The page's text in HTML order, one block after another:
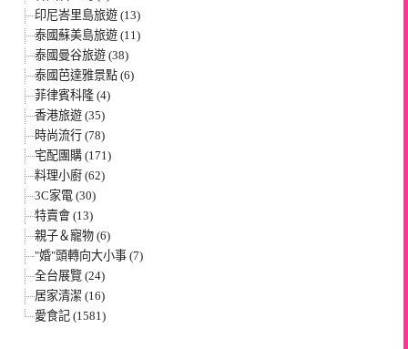
印尼峇里島旅遊 (13)
泰國蘇美島旅遊 (11)
泰國曼谷旅遊 (38)
泰國芭達雅景點 (6)
菲律賓科隆 (4)
香港旅遊 (35)
時尚流行 (78)
宅配團購 (171)
料理小廚 (62)
3C家電 (30)
特賣會 (13)
親子＆寵物 (6)
"婚"頭轉向大小事 (7)
全台展覽 (24)
居家清潔 (16)
愛食記 (1581)